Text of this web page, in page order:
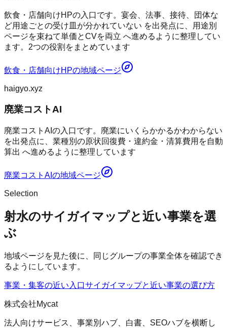
飲食・店舗向けHPの入口です。宴会、法事、接待、団体な
ど用途ごとの受け皿が分かれていない を出発点に、用途別
ページを束ねて単価とCVを両立 へ進めるように整理してい
ます。2つの役割をまとめています
飲食・店舗向けHPの地域ページ
haigyo.xyz
廃業コストAI
廃業コストAIの入口です。廃業にいくらかかるかわからない
を出発点に、業種別の原状回復費・違約金・清算費用を自動
算出 へ進めるように整理しています
廃業コストAI の地域ページ
Selection
射水のサイガイマップと近い事業を選
ぶ
地域ページを見た後に、同じグループの事業全体を確認でき
るようにしています。
事業・集客の近い入口サイガイマップと近い事業の選び方
株式会社Mycat
法人向けサービス、事業別ハブ、白書、SEOハブを横断し